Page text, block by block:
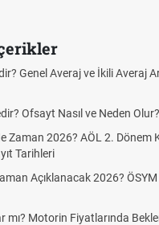
ve İkili Averaj Arasındaki
ve Neden Olur?
AÖL 2. Dönem Kayıt
2026? ÖSYM Sonuç
Fiyatlarında Beklenen İndirim